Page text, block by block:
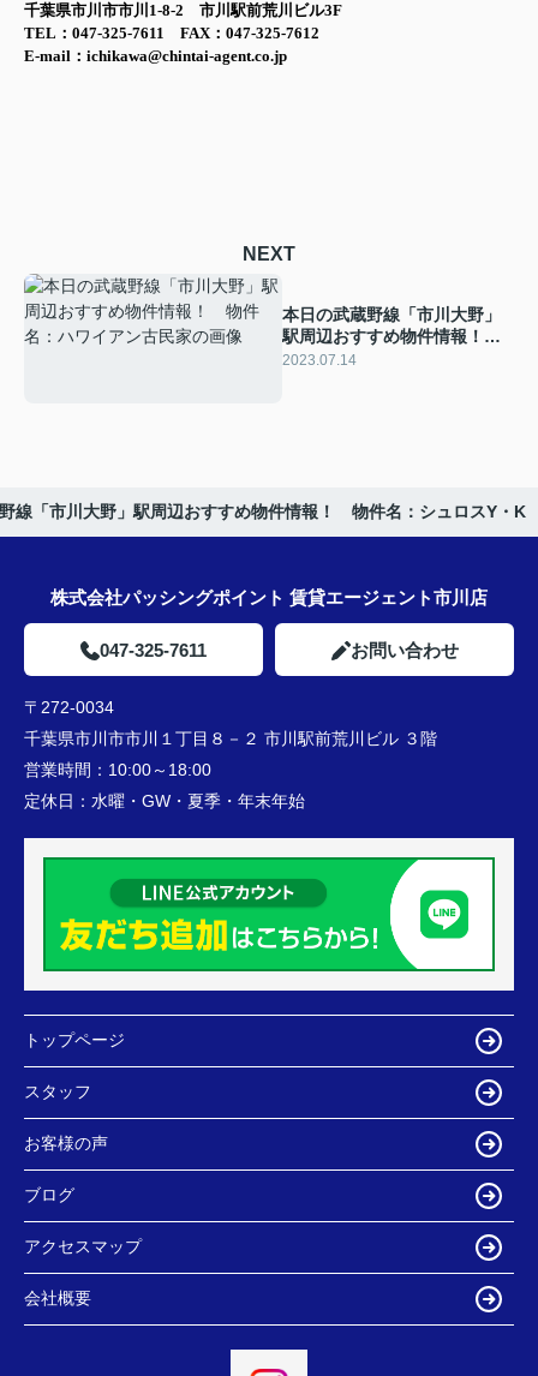
千葉県市川市市川1-8-2 市川駅前荒川ビル3F
TEL：047-325-7611 FAX：047-325-7612
E-mail：ichikawa@chintai-agent.co.jp
NEXT
本日の武蔵野線「市川大野」
駅周辺おすすめ物件情報！
物件名：ハワイアン古民家
2023.07.14
線「市川大野」駅周辺おすすめ物件情報！ 物件名：シュロスY・K
株式会社パッシングポイント 賃貸エージェント市川店
047-325-7611 お問い合わせ
〒272-0034
千葉県市川市市川１丁目８－２ 市川駅前荒川ビル ３階
営業時間： 10:00～18:00
定休日： 水曜・GW・夏季・年末年始
トップページ
スタッフ
お客様の声
ブログ
アクセスマップ
会社概要